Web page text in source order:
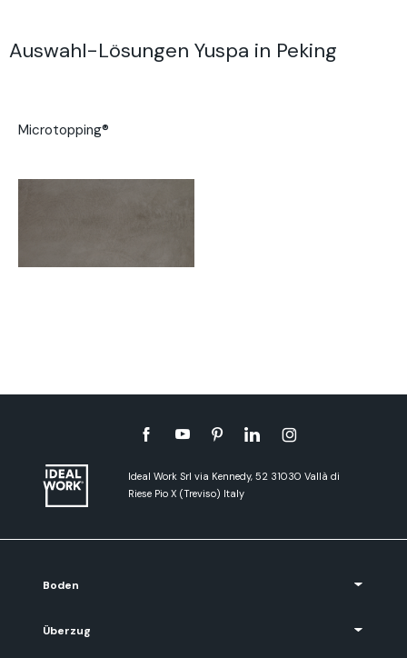
Auswahl-Lösungen Yuspa in Peking
Microtopping®
Ideal Work Srl via Kennedy, 52 31030 Vallà di
Riese Pio X (Treviso) Italy
Boden
Überzug